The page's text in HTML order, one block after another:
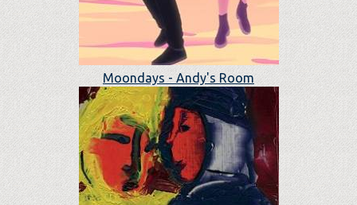
Moondays - Andy's Room